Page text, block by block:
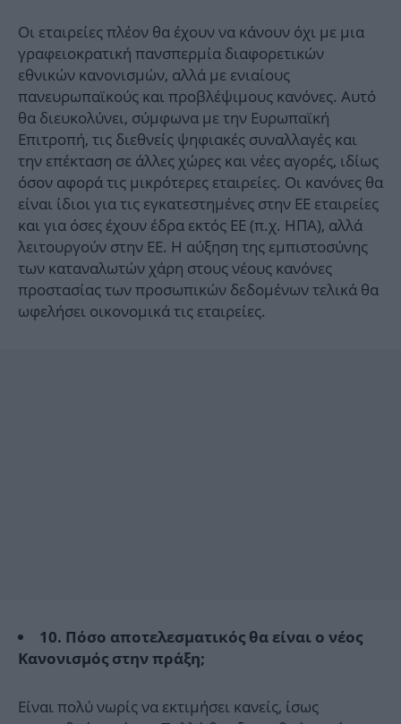
Οι εταιρείες πλέον θα έχουν να κάνουν όχι με μια
γραφειοκρατική πανσπερμία διαφορετικών
εθνικών κανονισμών, αλλά με ενιαίους
πανευρωπαϊκούς και προβλέψιμους κανόνες. Αυτό
θα διευκολύνει, σύμφωνα με την Ευρωπαϊκή
Επιτροπή, τις διεθνείς ψηφιακές συναλλαγές και
την επέκταση σε άλλες χώρες και νέες αγορές, ιδίως
όσον αφορά τις μικρότερες εταιρείες. Οι κανόνες θα
είναι ίδιοι για τις εγκατεστημένες στην ΕΕ εταιρείες
και για όσες έχουν έδρα εκτός ΕΕ (π.χ. ΗΠΑ), αλλά
λειτουργούν στην ΕΕ. Η αύξηση της εμπιστοσύνης
των καταναλωτών χάρη στους νέους κανόνες
προστασίας των προσωπικών δεδομένων τελικά θα
ωφελήσει οικονομικά τις εταιρείες.
10. Πόσο αποτελεσματικός θα είναι ο νέος
Κανονισμός στην πράξη;
Είναι πολύ νωρίς να εκτιμήσει κανείς, ίσως